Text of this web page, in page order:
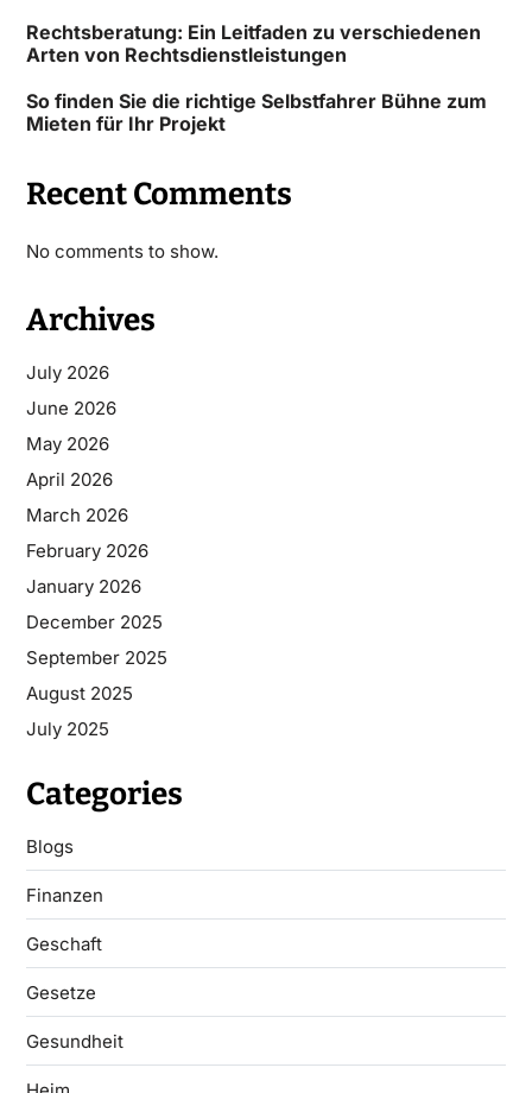
Rechtsberatung: Ein Leitfaden zu verschiedenen
Arten von Rechtsdienstleistungen
So finden Sie die richtige Selbstfahrer Bühne zum
Mieten für Ihr Projekt
Recent Comments
No comments to show.
Archives
July 2026
June 2026
May 2026
April 2026
March 2026
February 2026
January 2026
December 2025
September 2025
August 2025
July 2025
Categories
Blogs
Finanzen
Geschaft
Gesetze
Gesundheit